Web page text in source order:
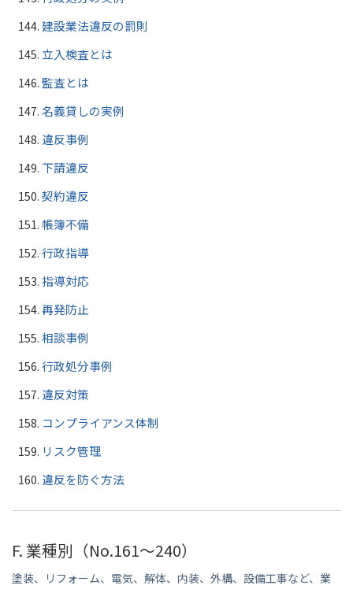
建設業法違反の罰則
立入検査とは
監査とは
名義貸しの実例
違反事例
下請違反
契約違反
帳簿不備
行政指導
指導対応
再発防止
相談事例
行政処分事例
違反対策
コンプライアンス体制
リスク管理
違反を防ぐ方法
F. 業種別（No.161〜240）
塗装、リフォーム、電気、解体、内装、外構、設備工事など、業